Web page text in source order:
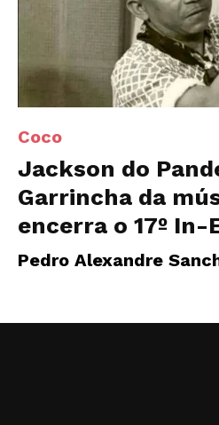
Coco
Jackson do
Garrincha da
encerra o 17º In-
Pedro Alexandre